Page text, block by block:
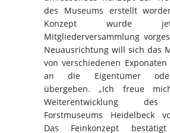
des Museums erstellt
Konzept wurde
Mitgliederversammlung
Neuausrichtung will sich das
von verschiedenen
an die Eigentümer
übergeben. „Ich freue
Weiterentwicklung des
Forstmuseums Heidelbeck
Das Feinkonzept